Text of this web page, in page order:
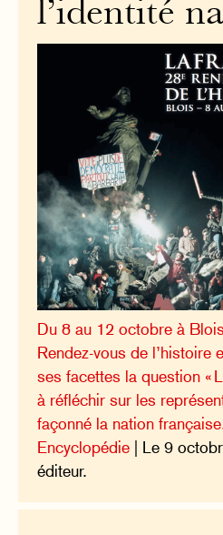
l’identité
Du 8 au 12 octobre à
Rendez-vous de l’histoire
ses facettes la question «
à réfléchir sur les
façonné la nation
Encyclopédie | Le 9
éditeur.